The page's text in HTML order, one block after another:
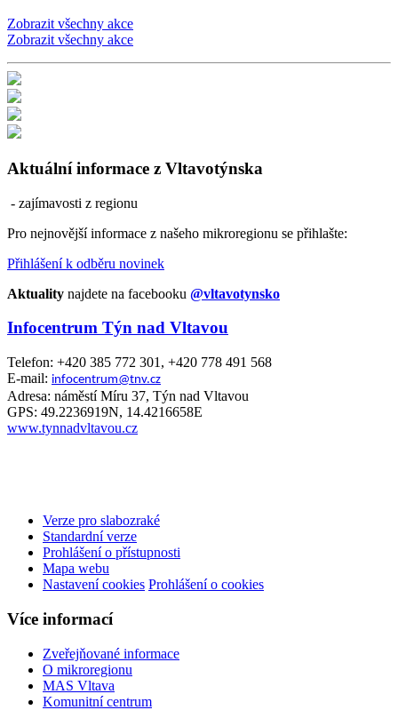
Zobrazit všechny akce
Zobrazit všechny akce
Aktuální informace z Vltavotýnska
- zajímavosti z regionu
Pro nejnovější informace z našeho mikroregionu se přihlašte:
Přihlášení k odběru novinek
Aktuality najdete na facebooku @vltavotynsko
Infocentrum Týn nad Vltavou
Telefon: +420 385 772 301, +420 778 491 568
E-mail: infocentrum@tnv.cz
Adresa: náměstí Míru 37, Týn nad Vltavou
GPS: 49.2236919N, 14.4216658E
www.tynnadvltavou.cz
Verze pro slabozraké
Standardní verze
Prohlášení o přístupnosti
Mapa webu
Nastavení cookies Prohlášení o cookies
Více informací
Zveřejňované informace
O mikroregionu
MAS Vltava
Komunitní centrum